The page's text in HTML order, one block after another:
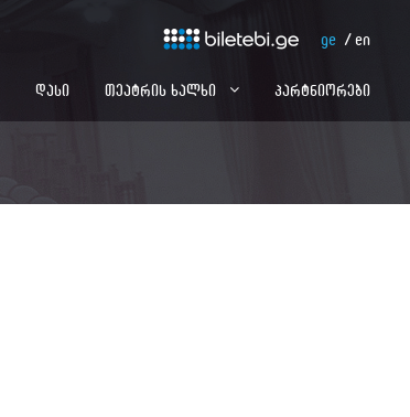
ge en
დასი თეატრის ხალხი პარტნიორები